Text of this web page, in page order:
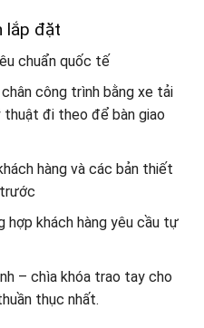
lắp đặt
chuẩn quốc tế
công trình bằng xe tải
thuật đi theo để bàn giao
hàng và các bản thiết
khách hàng yêu cầu tự
– chìa khóa trao tay cho
thục nhất.